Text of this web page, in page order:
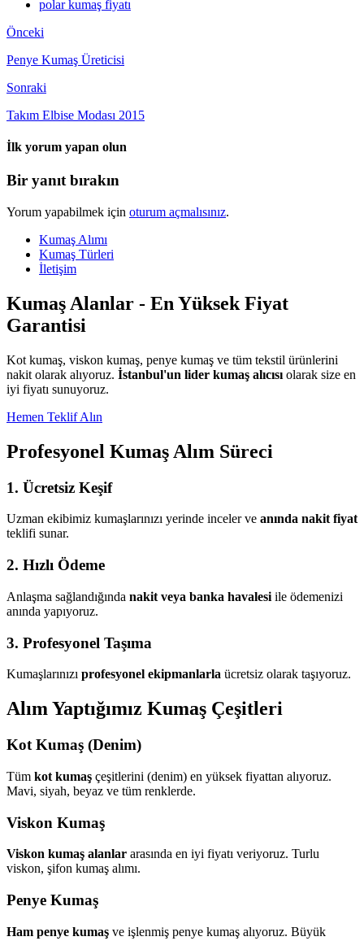
polar kumaş fiyatı
Önceki
Penye Kumaş Üreticisi
Sonraki
Takım Elbise Modası 2015
İlk yorum yapan olun
Bir yanıt bırakın
Yorum yapabilmek için oturum açmalısınız.
Kumaş Alımı
Kumaş Türleri
İletişim
Kumaş Alanlar - En Yüksek Fiyat
Garantisi
Kot kumaş, viskon kumaş, penye kumaş ve tüm tekstil ürünlerini
nakit olarak alıyoruz. İstanbul'un lider kumaş alıcısı olarak size en
iyi fiyatı sunuyoruz.
Hemen Teklif Alın
Profesyonel Kumaş Alım Süreci
1. Ücretsiz Keşif
Uzman ekibimiz kumaşlarınızı yerinde inceler ve anında nakit fiyat
teklifi sunar.
2. Hızlı Ödeme
Anlaşma sağlandığında nakit veya banka havalesi ile ödemenizi
anında yapıyoruz.
3. Profesyonel Taşıma
Kumaşlarınızı profesyonel ekipmanlarla ücretsiz olarak taşıyoruz.
Alım Yaptığımız Kumaş Çeşitleri
Kot Kumaş (Denim)
Tüm kot kumaş çeşitlerini (denim) en yüksek fiyattan alıyoruz.
Mavi, siyah, beyaz ve tüm renklerde.
Viskon Kumaş
Viskon kumaş alanlar arasında en iyi fiyatı veriyoruz. Turlu
viskon, şifon kumaş alımı.
Penye Kumaş
Ham penye kumaş ve işlenmiş penye kumaş alıyoruz. Büyük